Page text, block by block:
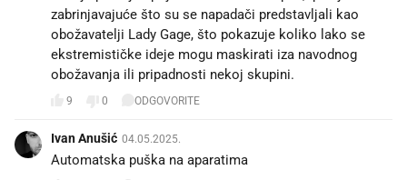
zabrinjavajuće što su se napadači predstavljali kao
obožavatelji Lady Gage, što pokazuje koliko lako se
ekstremističke ideje mogu maskirati iza navodnog
obožavanja ili pripadnosti nekoj skupini.
9 0 ODGOVORITE
Ivan Anušić 04.05.2025.
Automatska puška na aparatima